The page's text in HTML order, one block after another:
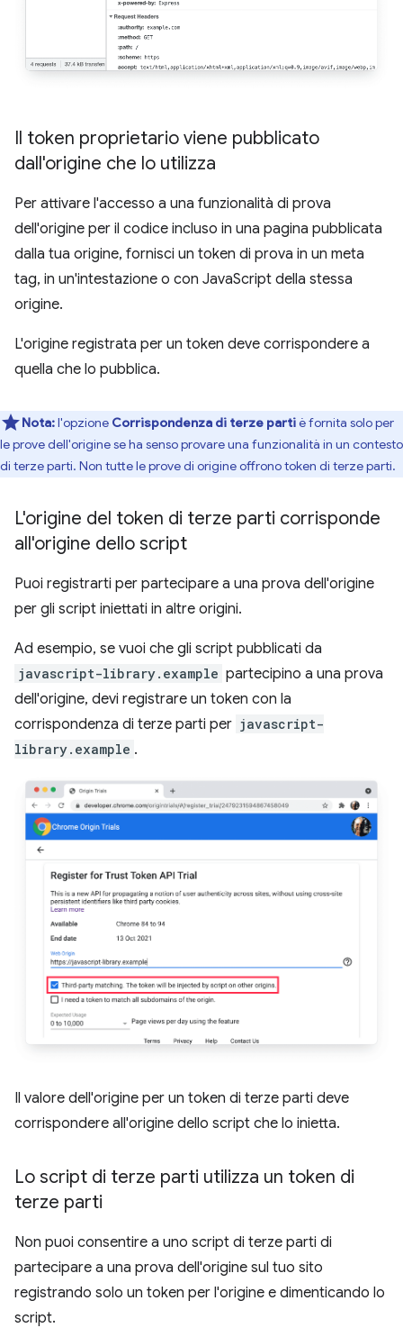
Il token proprietario viene pubblicato
dall'origine che lo utilizza
Per attivare l'accesso a una funzionalità di prova
dell'origine per il codice incluso in una pagina pubblicata
dalla tua origine, fornisci un token di prova in un meta
tag, in un'intestazione o con JavaScript della stessa
origine.
L'origine registrata per un token deve corrispondere a
quella che lo pubblica.
Nota:l'opzione Corrispondenza di terze partiè fornita solo per
le prove dell'origine se ha senso provare una funzionalità in un contesto
di terze parti. Non tutte le prove di origine offrono token di terze parti.
L'origine del token di terze parti corrisponde
all'origine dello script
Puoi registrarti per partecipare a una prova dell'origine
per gli script iniettati in altre origini.
Ad esempio, se vuoi che gli script pubblicati da
javascript-library.example partecipino a una prova
dell'origine, devi registrare un token con la
corrispondenza di terze parti per javascript-
library.example .
Il valore dell'origine per un token di terze parti deve
corrispondere all'origine dello script che lo inietta.
Lo script di terze parti utilizza un token di
terze parti
Non puoi consentire a uno script di terze parti di
partecipare a una prova dell'origine sul tuo sito
registrando solo un token per l'origine e dimenticando lo
script.